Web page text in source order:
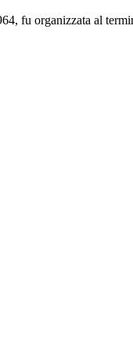
fu organizzata al